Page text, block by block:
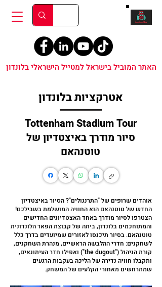
האתר המוביל בישראל למטייל הישראלי בלונדון
אטרקציות בלונדון
Tottenham Stadium Tour
סיור מודרך באיצטדיון של
טוטנהאם
אוהדים שרופים של "התרנגולים"? הסיור באיצטדיון
החדש של טוטנהאם הוא החוויה המושלמת בשבילכם!
הצטרפו לסיור מודרך באחד האצטדיונים החדישים
והמתוחכמים בלונדון, ביתה של קבוצת הפאר הלונדונית
טוטנהאם. בסיור תיכנסו לאזורים שמיועדים בדרך כלל
לשחקנים: חדרי ההלבשה הראשיים, מנהרת השחקנים,
קורת הניהול ("the dugout") ואפילו חדר העיתונאים,
ותקבלו חוויה נדירה של הליכה בעקבות הרגעים
שמתרחשים מאחורי הקלעים של המשחק.